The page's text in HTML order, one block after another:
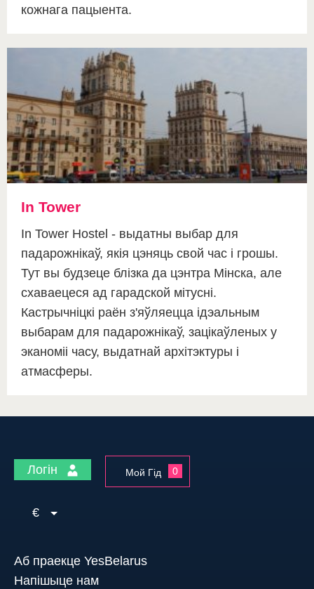
кожнага пацыента.
In Tower
In Tower Hostel - выдатны выбар для
падарожнікаў, якія цэняць свой час і грошы.
Тут вы будзеце блізка да цэнтра Мінска, але
схаваецеся ад гарадской мітусні.
Кастрычніцкі раён з'яўляецца ідэальным
выбарам для падарожнікаў, зацікаўленых у
эканоміі часу, выдатнай архітэктуры і
атмасферы.
Логін Мой Гід 0
€
Аб праекце YesBelarus
Напішыце нам